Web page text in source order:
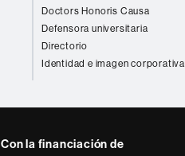
Doctors Honoris Causa
Defensora universitaria
Directorio
Identidad e imagen corporativa
Con la financiación de